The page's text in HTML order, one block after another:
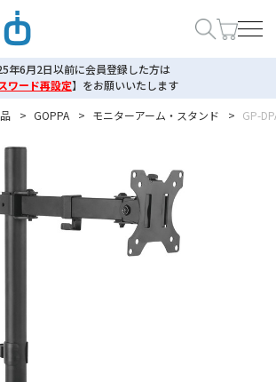
年6月2日以前に会員登録した方は
ワード再設定】 をお願いいたします
> GOPPA > モニターアーム・スタンド > GP-